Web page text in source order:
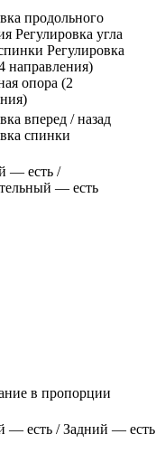
продольного
Регулировка угла
Регулировка
направления)
опора (2
вперед / назад
спинки
— есть /
— есть
в пропорции
— есть / Задний — есть